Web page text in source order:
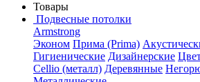
Товары
Подвесные потолки
Armstrong
Эконом Прима (Prima)
Гигиенические Дизайнерские
Cellio (металл) Деревянные